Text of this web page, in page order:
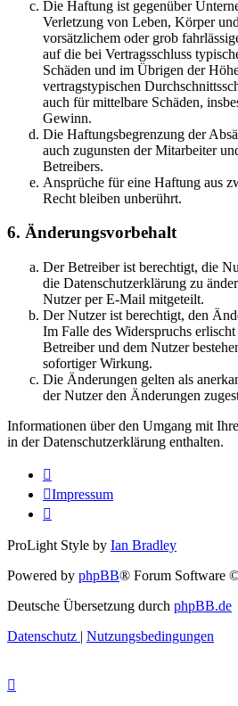
Die Haftung ist gegenüber
Verletzung von Leben, Körper
vorsätzlichem oder grob
auf die bei Vertragsschluss
Schäden und im Übrigen der
vertragstypischen
auch für mittelbare Schäden,
Gewinn.
Die Haftungsbegrenzung der
auch zugunsten der Mitarbeiter
Betreibers.
Ansprüche für eine Haftung aus
Recht bleiben unberührt.
6. Änderungsvorbehalt
Der Betreiber ist berechtigt, die
die Datenschutzerklärung zu
Nutzer per E-Mail mitgeteilt.
Der Nutzer ist berechtigt, den
Im Falle des Widerspruchs
Betreiber und dem Nutzer
sofortiger Wirkung.
Die Änderungen gelten als
der Nutzer den Änderungen
Informationen über den Umgang mit
in der Datenschutzerklärung enthalten.
Impressum
ProLight Style by Ian Bradley
Powered by phpBB® Forum Software
Deutsche Übersetzung durch phpBB.de
Datenschutz | Nutzungsbedingungen